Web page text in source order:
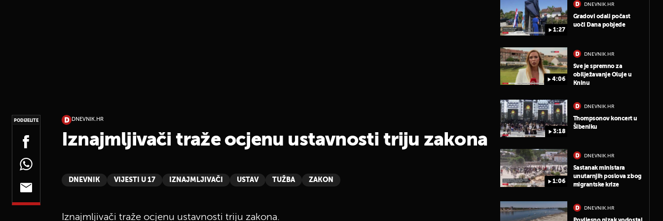
PODIJELITE DNEVNIK.HR
Iznajmljivači traže ocjenu ustavnosti triju zakona
DNEVNIK VIJESTI U 17 IZNAJMLJIVAČI USTAV TUŽBA ZAKON
Iznajmljivači traže ocjenu ustavnosti triju zakona.
1:27
DNEVNIK.HR
Gradovi odali počast
uoči Dana pobjede
4:06
DNEVNIK.HR
Sve je spremno za
obilježavanje Oluje u
Kninu
3:18
DNEVNIK.HR
Thompsonov koncert u
Šibeniku
1:06
DNEVNIK.HR
Sastanak ministara
unutarnjih poslova zbog
migrantske krize
DNEVNIK.HR